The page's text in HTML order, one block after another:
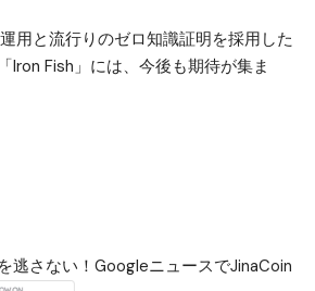
用と流行りのゼロ知識証明を採用した
Iron Fish」には、今後も期待が集ま
逃さない！GoogleニュースでJinaCoin